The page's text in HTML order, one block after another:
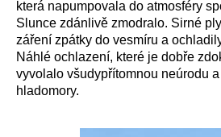
která napumpovala do atmosféry
Slunce zdánlivě zmodralo. Sirné
záření zpátky do vesmíru a
Náhlé ochlazení, které je dobře
vyvolalo všudypřítomnou neúrodu
hladomory.